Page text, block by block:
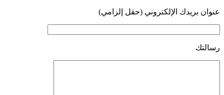
عنوان بريدك الإلكتروني (حقل إلزامي)
رسالتك